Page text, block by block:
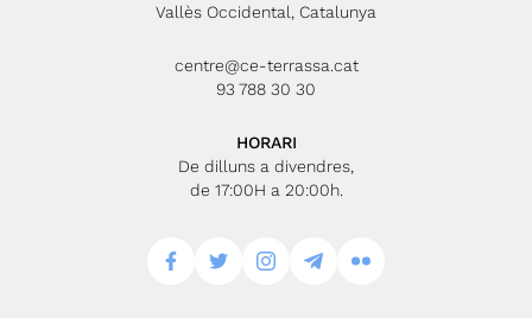
Vallès Occidental, Catalunya
centre@ce-terrassa.cat
93 788 30 30
HORARI
De dilluns a divendres,
de 17:00H a 20:00h.